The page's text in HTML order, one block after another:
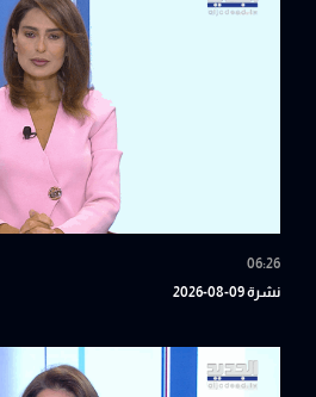
06:26
نشرة 09-08-2026